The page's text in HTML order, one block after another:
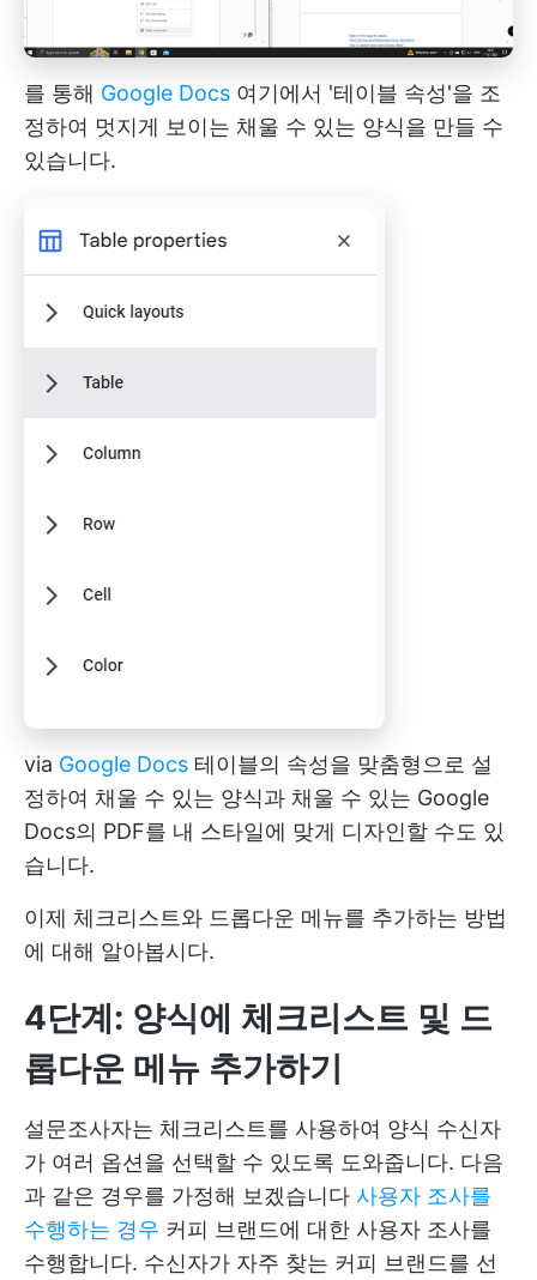
를 통해 Google Docs 여기에서 '테이블 속성'을 조
정하여 멋지게 보이는 채울 수 있는 양식을 만들 수
있습니다.
via Google Docs 테이블의 속성을 맞춤형으로 설
정하여 채울 수 있는 양식과 채울 수 있는 Google
Docs의 PDF를 내 스타일에 맞게 디자인할 수도 있
습니다.
이제 체크리스트와 드롭다운 메뉴를 추가하는 방법
에 대해 알아봅시다.
4단계: 양식에 체크리스트 및 드
롭다운 메뉴 추가하기
설문조사자는 체크리스트를 사용하여 양식 수신자
가 여러 옵션을 선택할 수 있도록 도와줍니다. 다음
과 같은 경우를 가정해 보겠습니다 사용자 조사를
수행하는 경우 커피 브랜드에 대한 사용자 조사를
수행합니다. 수신자가 자주 찾는 커피 브랜드를 선